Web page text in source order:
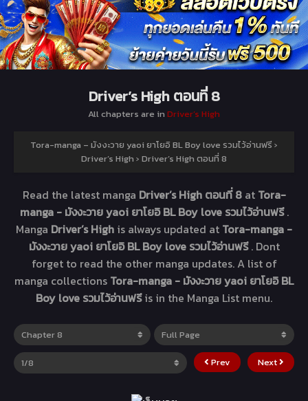
Driver’s High ตอนที่ 8
All chapters are in Driver’s High
Tora-manga – มังงะวาย yaoi ยาโยอิ BL Boy love รวมไว้อ่านฟรี ›
Driver’s High › Driver’s High ตอนที่ 8
Read the latest manga Driver’s High ตอนที่ 8 at Tora-
manga - มังงะวาย yaoi ยาโยอิ BL Boy love รวมไว้อ่านฟรี.
Manga Driver’s High is always updated at Tora-manga -
มังงะวาย yaoi ยาโยอิ BL Boy love รวมไว้อ่านฟรี. Dont
forget to read the other manga updates. A list of
manga collections Tora-manga - มังงะวาย yaoi ยาโยอิ BL
Boy love รวมไว้อ่านฟรีis in the Manga List menu.
Prev Next